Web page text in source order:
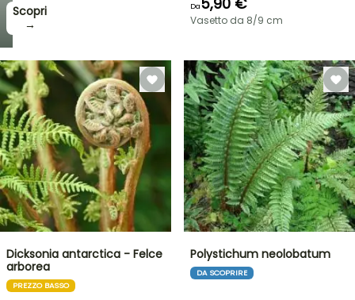
Scopri
→
Da
Vasetto da 8/9 cm
Dicksonia antarctica - Felce
arborea
PREZZO BASSO
Polystichum neolobatum
DA SCOPRIRE